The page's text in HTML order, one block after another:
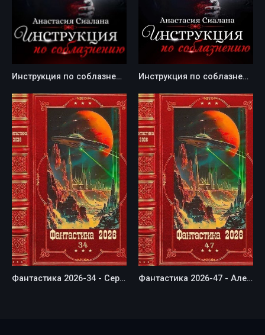
Инструкция по соблазнению. Часть 2 - Анастасия Сиалана Инструкция по соблазнению. Часть 1 - Анастасия Сиалана
Фантастика 2026-34 - Сергей Чернов Фантастика 2026-47 - Алексей Анатольевич Евтушенко